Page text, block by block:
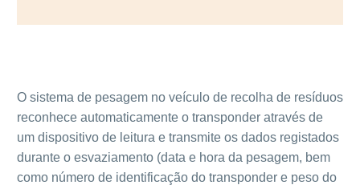
O sistema de pesagem no veículo de recolha de resíduos
reconhece automaticamente o transponder através de
um dispositivo de leitura e transmite os dados registados
durante o esvaziamento (data e hora da pesagem, bem
como número de identificação do transponder e peso do